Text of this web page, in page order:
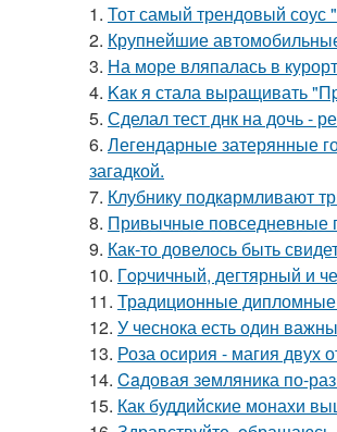
1. Тот самый трендовый соус
2. Крупнейшие
3. На море вляпалась в
4. Kaк я стала выращивать
5. Сделал тест днк на дочь -
6. Легендарные затерянные
загадкой.
7. Клубнику подкaрмливают
8. Привычные повседневные
9. Как-то довелось быть
10. Гopчичный, дегтярный и
11. Традиционные дипломные
12. У чеснока есть один
13. Роза осирия - магия двух
14. Caдовая зeмляника по-
15. Как буддийские монахи